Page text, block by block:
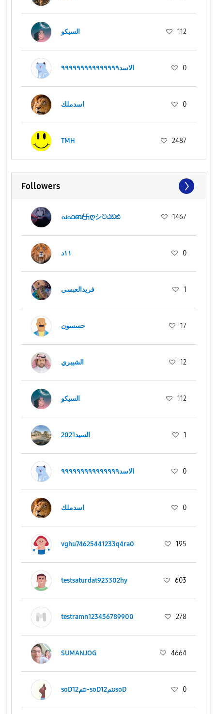
السيكو 112
الاسد٩٩٩٩٩٩٩٩٩٩٩٩٩٩٩ 0
اسدملك 0
TMH 2487
Followers
പഫബ卐ღシටඨඩඪ 1467
١١د 0
فريدالعبسي 1
حسسون 17
الشيبري 12
السيكو 112
السيد2021 1
الاسد٩٩٩٩٩٩٩٩٩٩٩٩٩٩٩ 0
اسدملك 0
vghu74625441233q4ra0 195
testsaturdat923302hy 603
testramn123456789900 278
SUMANJOG 4664
soD12نتم-soD12نتمsoD 0